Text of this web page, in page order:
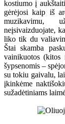
kostiumo į
gėrėjosi kaip iš
muzikavimu,
neįsivaizduojate,
liko tik du
Štai skamba
vainikuotos (kitos
šypsenomis –
su tokiu gaivalu,
įkinkėme
sužadėtiniams